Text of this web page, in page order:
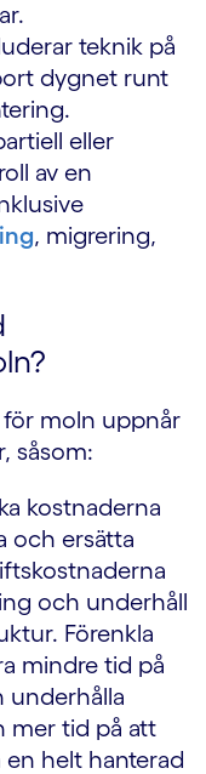
teknik på
dygnet runt
eller
av en
, migrering,
moln uppnår
såsom:
kostnaderna
och ersätta
och underhåll
Förenkla
mindre tid på
underhålla
mer tid på att
helt hanterad